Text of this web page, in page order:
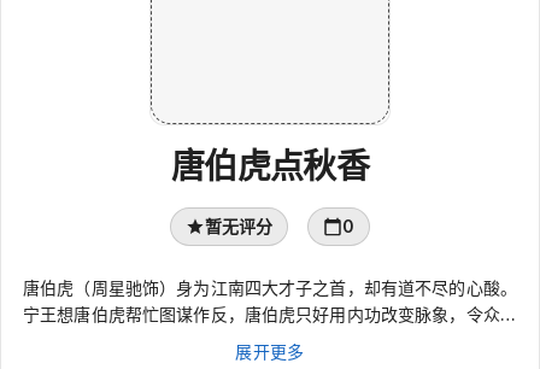
唐伯虎点秋香
暂无评分 0
唐伯虎（周星驰饰）身为江南四大才子之首，却有道不尽的心酸。
宁王想唐伯虎帮忙图谋作反，唐伯虎只好用内功改变脉象，令众人
都相信他命不久矣。母亲埋怨他不应该把功夫暴露
展开更多